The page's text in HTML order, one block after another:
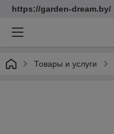
https://garden-dream.by/
Товары и услуги